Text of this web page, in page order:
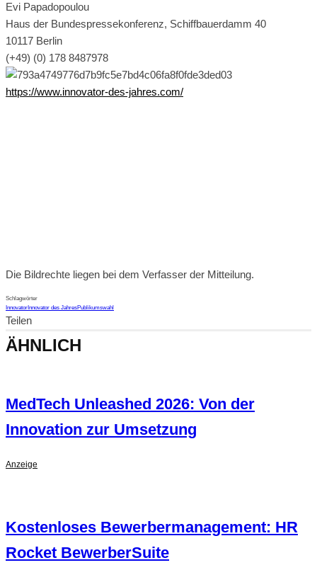
Evi Papadopoulou
Haus der Bundespressekonferenz, Schiffbauerdamm 40
10117 Berlin
(+49) (0) 178 8487978
https://www.innovator-des-jahres.com/
Die Bildrechte liegen bei dem Verfasser der Mitteilung.
Schlagwörter
Innovator Innovator des JahresPublikumswahl
Teilen
ÄHNLICH
MedTech Unleashed 2026: Von der
Innovation zur Umsetzung
Anzeige
Kostenloses Bewerbermanagement: HR
Rocket BewerberSuite